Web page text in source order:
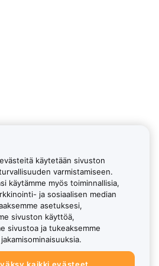
käytetään sivuston
varmistamiseen.
käytämme myös toiminnallisia,
ja sosiaalisen median
asetuksesi,
sivuston käyttöä,
sivustoa ja tukeaksemme